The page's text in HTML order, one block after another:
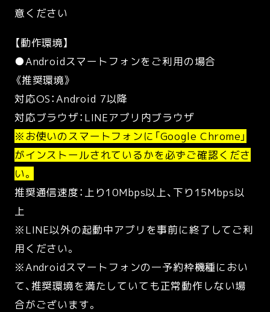
意ください
【動作環境】
●Androidスマートフォンをご利用の場合
《推奨環境》
対応OS：Android 7以降
対応ブラウザ：LINEアプリ内ブラウザ
※お使いのスマートフォンに「Google Chrome」
がインストールされているかを必ずご確認くださ
い。
推奨通信速度：上り10Mbps以上、下り15Mbps以
上
※LINE以外の起動中アプリを事前に終了してご利
用ください。
※Androidスマートフォンの一予約枠機種におい
て、推奨環境を満たしていても正常動作しない場
合がございます。